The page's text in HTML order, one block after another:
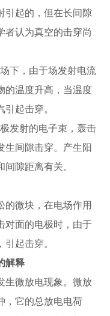
引起的，但在长间隙
者认为真空的击穿尚
下，由于场发射电流
的温度升高，当温度
起击穿。
发射的电子束，轰击
生间隙击穿。产生阳
隙距离有关。
微块，在电场作用
对面的电极时，由于
起击穿。
解释
微放电现象。微放
，它的总放电电荷